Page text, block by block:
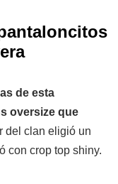
de esta
oversize que
del clan eligió un
con crop top shiny.